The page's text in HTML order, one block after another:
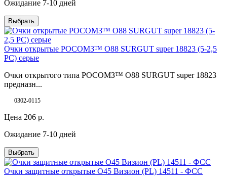
Ожидание 7-10 дней
Выбрать
Очки открытые РОСОМЗ™ О88 SURGUT super 18823 (5-2,5
РС) серые
Очки открытого типа РОСОМЗ™ О88 SURGUT super 18823
предназн...
0302-0115
Цена 206 р.
Ожидание 7-10 дней
Выбрать
Очки защитные открытые О45 Визион (PL) 14511 - ФСС